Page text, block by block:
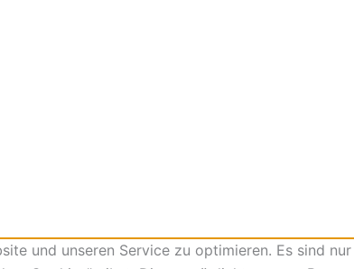
und unseren Service zu optimieren. Es sind